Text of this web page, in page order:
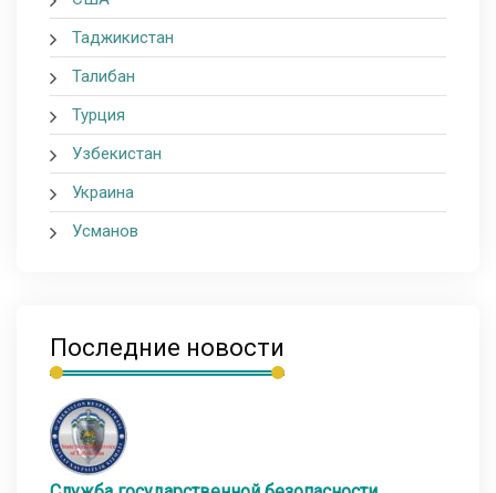
Таджикистан
Талибан
Турция
Узбекистан
Украина
Усманов
Последние новости